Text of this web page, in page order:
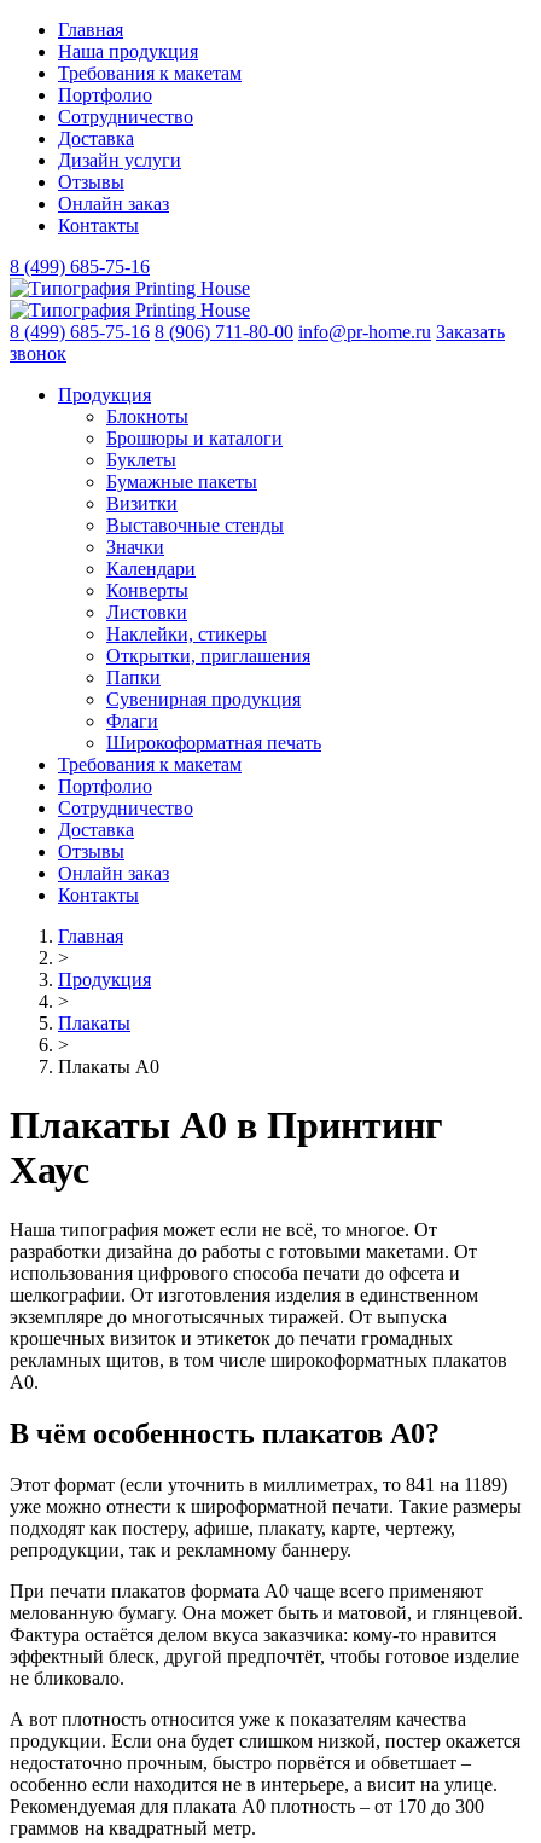
Главная
Наша продукция
Требования к макетам
Портфолио
Сотрудничество
Доставка
Дизайн услуги
Отзывы
Онлайн заказ
Контакты
8 (499) 685-75-16
8 (499) 685-75-16 8 (906) 711-80-00 info@pr-home.ru Заказать
звонок
Продукция
Блокноты
Брошюры и каталоги
Буклеты
Бумажные пакеты
Визитки
Выставочные стенды
Значки
Календари
Конверты
Листовки
Наклейки, стикеры
Открытки, приглашения
Папки
Сувенирная продукция
Флаги
Широкоформатная печать
Требования к макетам
Портфолио
Сотрудничество
Доставка
Отзывы
Онлайн заказ
Контакты
Главная
>
Продукция
>
Плакаты
>
Плакаты А0
Плакаты А0 в Принтинг
Хаус
Наша типография может если не всё, то многое. От
разработки дизайна до работы с готовыми макетами. От
использования цифрового способа печати до офсета и
шелкографии. От изготовления изделия в единственном
экземпляре до многотысячных тиражей. От выпуска
крошечных визиток и этикеток до печати громадных
рекламных щитов, в том числе широкоформатных плакатов
А0.
В чём особенность плакатов А0?
Этот формат (если уточнить в миллиметрах, то 841 на 1189)
уже можно отнести к широформатной печати. Такие размеры
подходят как постеру, афише, плакату, карте, чертежу,
репродукции, так и рекламному баннеру.
При печати плакатов формата А0 чаще всего применяют
мелованную бумагу. Она может быть и матовой, и глянцевой.
Фактура остаётся делом вкуса заказчика: кому-то нравится
эффектный блеск, другой предпочтёт, чтобы готовое изделие
не бликовало.
А вот плотность относится уже к показателям качества
продукции. Если она будет слишком низкой, постер окажется
недостаточно прочным, быстро порвётся и обветшает –
особенно если находится не в интерьере, а висит на улице.
Рекомендуемая для плаката А0 плотность – от 170 до 300
граммов на квадратный метр.